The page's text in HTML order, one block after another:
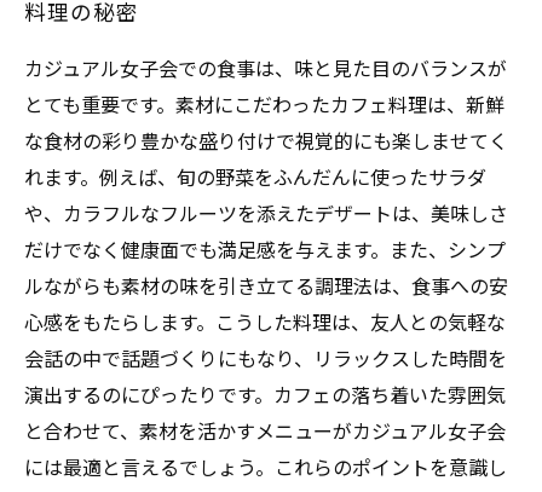
料理の秘密
カジュアル女子会での食事は、味と見た目のバランスが
とても重要です。素材にこだわったカフェ料理は、新鮮
な食材の彩り豊かな盛り付けで視覚的にも楽しませてく
れます。例えば、旬の野菜をふんだんに使ったサラダ
や、カラフルなフルーツを添えたデザートは、美味しさ
だけでなく健康面でも満足感を与えます。また、シンプ
ルながらも素材の味を引き立てる調理法は、食事への安
心感をもたらします。こうした料理は、友人との気軽な
会話の中で話題づくりにもなり、リラックスした時間を
演出するのにぴったりです。カフェの落ち着いた雰囲気
と合わせて、素材を活かすメニューがカジュアル女子会
には最適と言えるでしょう。これらのポイントを意識し